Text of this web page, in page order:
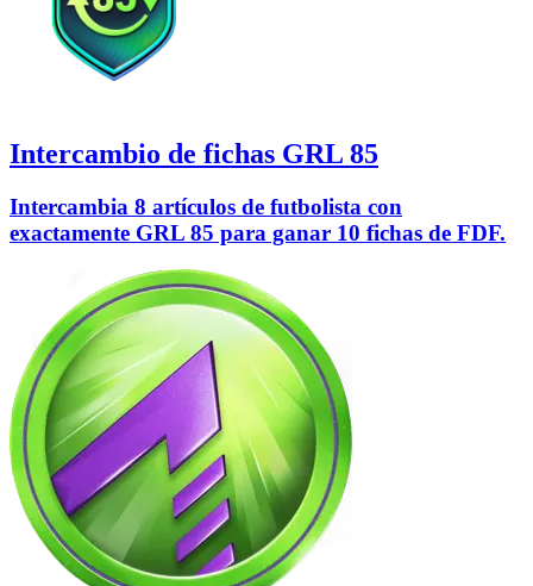
Intercambio de fichas GRL 85
Intercambia 8 artículos de futbolista con
exactamente GRL 85 para ganar 10 fichas de FDF.